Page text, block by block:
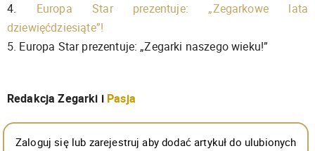
4. Europa Star prezentuje: „Zegarkowe lata
dziewięćdziesiąte”!
5. Europa Star prezentuje: „Zegarki naszego wieku!”
Redakcja Zegarki i Pasja
Zaloguj się lub zarejestruj aby dodać artykuł do ulubionych